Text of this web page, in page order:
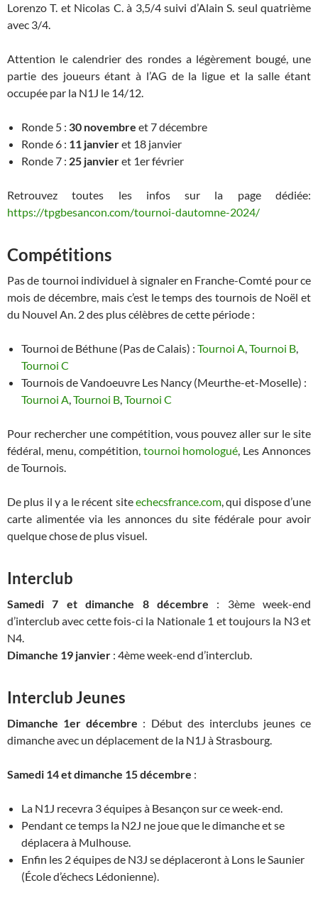
Lorenzo T. et Nicolas C. à 3,5/4 suivi d’Alain S. seul quatrième
avec 3/4.
Attention le calendrier des rondes a légèrement bougé, une
partie des joueurs étant à l’AG de la ligue et la salle étant
occupée par la N1J le 14/12.
Ronde 5 : 30 novembre et 7 décembre
Ronde 6 : 11 janvieret 18 janvier
Ronde 7 : 25 janvieret 1er février
Retrouvez toutes les infos sur la page dédiée:
https://tpgbesancon.com/tournoi-dautomne-2024/
Compétitions
Pas de tournoi individuel à signaler en Franche-Comté pour ce
mois de décembre, mais c’est le temps des tournois de Noël et
du Nouvel An. 2 des plus célèbres de cette période :
Tournoi de Béthune (Pas de Calais) : Tournoi A,Tournoi B,
Tournoi C
Tournois de Vandoeuvre Les Nancy (Meurthe-et-Moselle) :
Tournoi A,Tournoi B,Tournoi C
Pour rechercher une compétition, vous pouvez aller sur le site
fédéral, menu, compétition, tournoi homologué, Les Annonces
de Tournois.
De plus il y a le récent siteechecsfrance.com, qui dispose d’une
carte alimentée via les annonces du site fédérale pour avoir
quelque chose de plus visuel.
Interclub
Samedi 7 et dimanche 8 décembre : 3ème week-end
d’interclub avec cette fois-ci la Nationale 1 et toujours la N3 et
N4.
Dimanche 19 janvier : 4ème week-end d’interclub.
Interclub Jeunes
Dimanche 1er décembre : Début des interclubs jeunes ce
dimanche avec un déplacement de la N1J à Strasbourg.
Samedi 14 et dimanche 15 décembre :
La N1J recevra 3 équipes à Besançon sur ce week-end.
Pendant ce temps la N2J ne joue que le dimanche et se
déplacera à Mulhouse.
Enfin les 2 équipes de N3J se déplaceront à Lons le Saunier
(École d’échecs Lédonienne).